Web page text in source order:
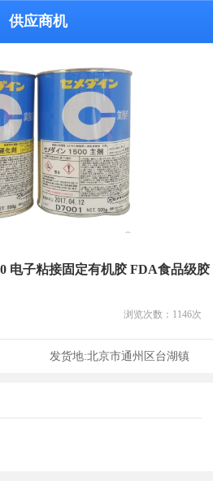
供应商机
电子粘接固定有机胶 FDA食品级胶
浏览次数： 1146次
发货地:北京市通州区台湖镇